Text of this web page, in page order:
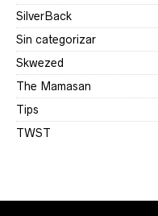
SilverBack
Sin categorizar
Skwezed
The Mamasan
Tips
TWST